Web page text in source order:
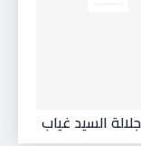
السيد غياب